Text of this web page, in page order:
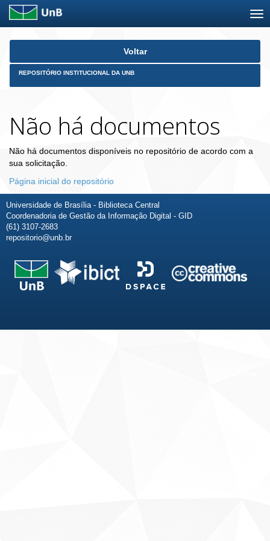
Skip
Voltar
REPOSITÓRIO INSTITUCIONAL DA UNB
Não há documentos
Não há documentos disponíveis no repositório de acordo com a
sua solicitação.
Página inicial do repositório
Universidade de Brasília - Biblioteca Central
Coordenadoria de Gestão da Informação Digital - GID
(61) 3107-2683
repositorio@unb.br